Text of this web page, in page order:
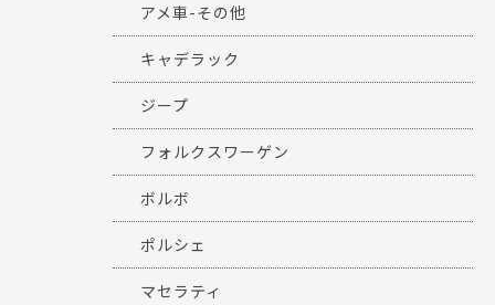
アメ車-その他
キャデラック
ジープ
フォルクスワーゲン
ボルボ
ポルシェ
マセラティ